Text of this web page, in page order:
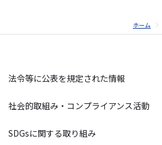
ホーム
法令等に公表を規定された情報
社会的取組み・コンプライアンス活動
SDGsに関する取り組み